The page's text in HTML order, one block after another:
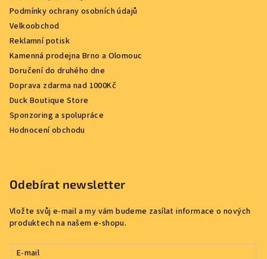
Podmínky ochrany osobních údajů
Velkoobchod
Reklamní potisk
Kamenná prodejna Brno a Olomouc
Doručení do druhého dne
Doprava zdarma nad 1000Kč
Duck Boutique Store
Sponzoring a spolupráce
Hodnocení obchodu
Odebírat newsletter
Vložte svůj e-mail a my vám budeme zasílat informace o nových
produktech na našem e-shopu.
E-mail